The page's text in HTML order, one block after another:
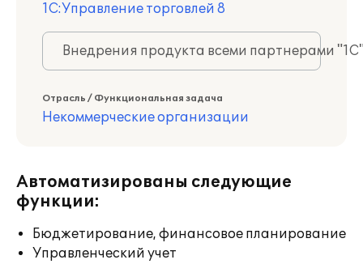
1С:Управление торговлей 8
Внедрения продукта всеми партнерами
Отрасль / Функциональная задача
Некоммерческие организации
Автоматизированы следующие
функции:
Бюджетирование, финансовое планирование
Управленческий учет